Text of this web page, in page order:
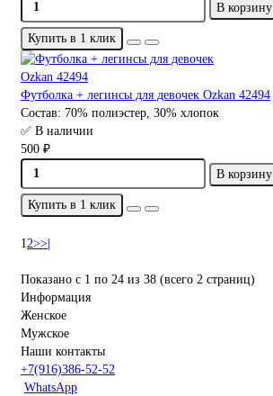
В корзину
Купить в 1 клик
Футболка + легинсы для девочек Ozkan 42494
Состав: 70% полиэстер, 30% хлопок
✅ В наличии
500 ₽
В корзину
Купить в 1 клик
12>>|
Показано с 1 по 24 из 38 (всего 2 страниц)
Информация
Женское
Мужское
Наши контакты
+7(916)386-52-52
WhatsApp